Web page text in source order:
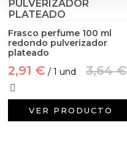
Frasco perfume 100 ml
redondo pulverizador
plateado
2,91 € / 1 und 3,64 €
VER PRODUCTO